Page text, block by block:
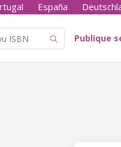
España
Publique